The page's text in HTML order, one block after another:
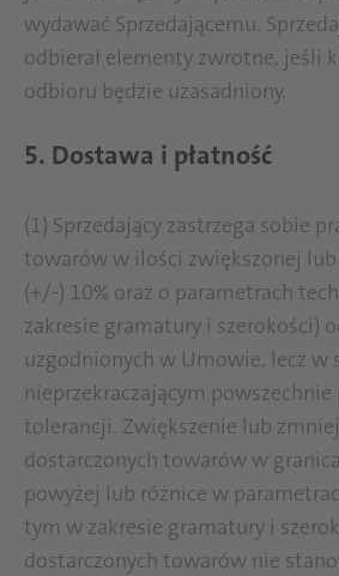
wydawać Sprzedającemu.
odbierał elementy zwrotne, jeśli
odbioru będzie uzasadniony.
5. Dostawa i płatność
(1) Sprzedający zastrzega sobie
towarów w ilości zwiększonej
(+/-) 10% oraz o parametrach
zakresie gramatury i szerokości)
uzgodnionych w Umowie, lecz w
nieprzekraczającym powszechnie
tolerancji. Zwiększenie lub
dostarczonych towarów w
powyżej lub różnice w
tym w zakresie gramatury i
dostarczonych towarów nie